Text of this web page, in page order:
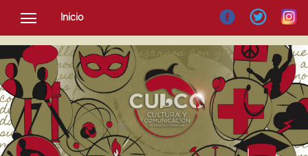
Inicio
SOCIEDAD
CULTURA
NOTICIAS